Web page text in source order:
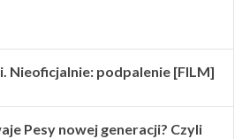
Nieoficjalnie: podpalenie [FILM]
Pesy nowej generacji? Czyli